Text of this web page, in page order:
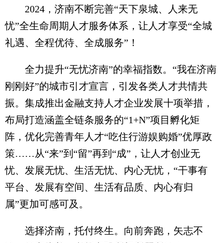
2024，济南不断完善“天下泉城、人来无
忧”全生命周期人才服务体系，让人才享受“全城
礼遇、全程优待、全成服务”！
全力提升“无忧济南”的幸福指数。“我在济南
刚刚好”的城市引才宣言，引发各类人才共情共
振。集成推出金融支持人才企业发展十项举措，
布局打造涵盖全链条服务的“1+N”项目孵化矩
阵，优化完善青年人才“吃住行游娱购婚”优厚政
策……从“来”到“留”再到“成”，让人才创业无
忧、发展无忧、生活无忧、内心无忧，“干事有
平台、发展有空间、生活有品质、内心有归
属”更加可感可及。
选择济南，托付终生。向前奔跑，矢志不